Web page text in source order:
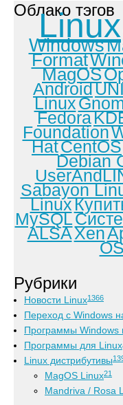
Облако тэгов
Linux
Windows
Format
MagOS
Android
Linux
Fedora
Foundation
HatCentOS
Debian
Sabayon
Linux
MySQL
ALSAXen
Рубрики
Новости Linux1366
Переход с Windows
Программы Windows
Программы для Linux
Linux дистрибутивы
MagOS Linux21
Mandriva / Rosa